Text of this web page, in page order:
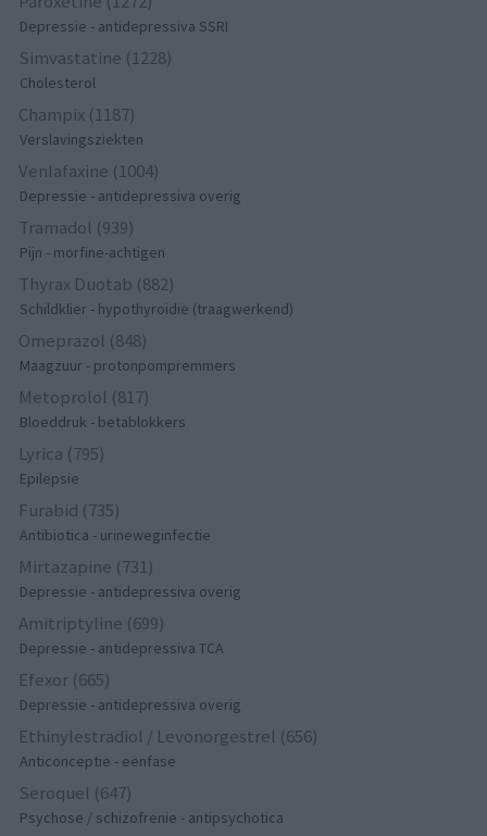
Depressie - antidepressiva SSRI
Simvastatine (1228)
Cholesterol
Champix (1187)
Verslavingsziekten
Venlafaxine (1004)
Depressie - antidepressiva overig
Tramadol (939)
Pijn - morfine-achtigen
Thyrax Duotab (882)
Schildklier - hypothyroidie (traagwerkend)
Omeprazol (848)
Maagzuur - protonpompremmers
Metoprolol (817)
Bloeddruk - betablokkers
Lyrica (795)
Epilepsie
Furabid (735)
Antibiotica - urineweginfectie
Mirtazapine (731)
Depressie - antidepressiva overig
Amitriptyline (699)
Depressie - antidepressiva TCA
Efexor (665)
Depressie - antidepressiva overig
Ethinylestradiol / Levonorgestrel (656)
Anticonceptie - eenfase
Seroquel (647)
Psychose / schizofrenie - antipsychotica